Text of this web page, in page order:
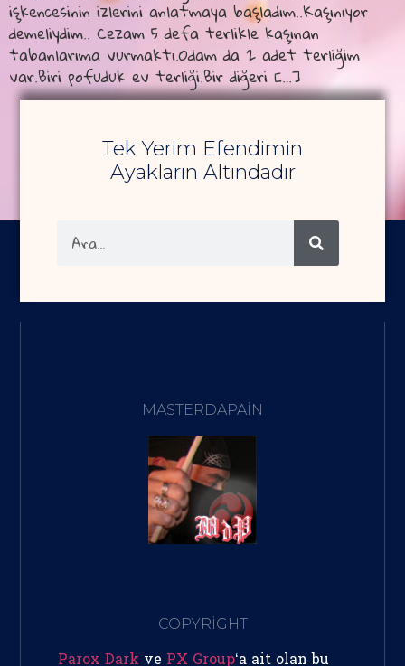
işkencesinin izlerini anlatmaya başladım..Kaşınıyor
demeliydim.. Cezam 5 defa terlikle kaşınan
tabanlarıma vurmaktı.Odam da 2 adet terliğim
var.Biri pofuduk ev terliği.Bir diğeri […]
Tek Yerim Efendimin
Ayakların Altındadır
MASTERDAPAIN
COPYRİGHT
Parox Dark ve PX Group‘a ait olan bu